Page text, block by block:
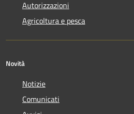
Autorizzazioni
Agricoltura e pesca
Novità
Notizie
Comunicati